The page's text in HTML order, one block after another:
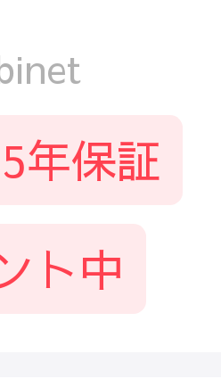
年保証
ト中